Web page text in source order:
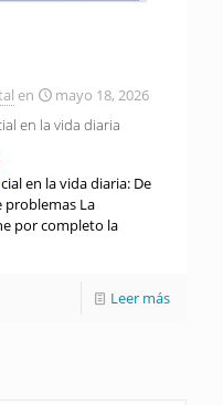
en
mayo 18, 2026
en la vida diaria
en la vida diaria: De
problemas La
por completo la
Leer más